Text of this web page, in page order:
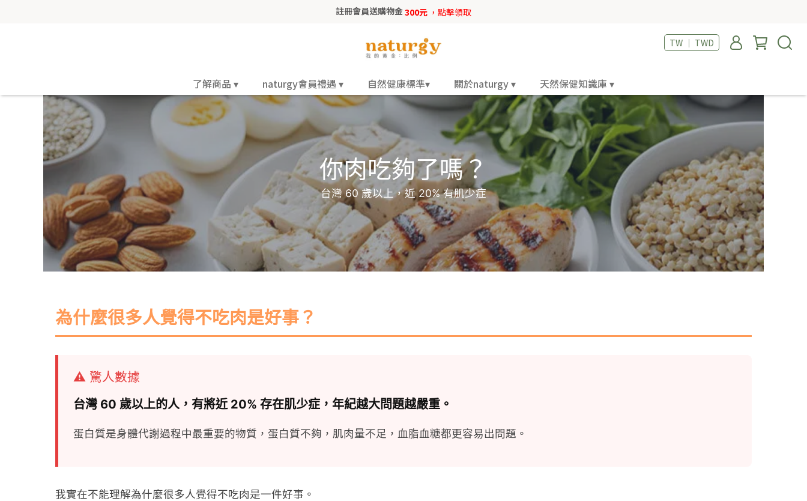
註冊會員送購物金300元 ，點擊領取
TW ｜ TWD
了解商品 ▾ naturgy會員禮遇 ▾ 自然健康標準▾ 關於naturgy ▾ 天然保健知識庫 ▾
你肉吃夠了嗎？
台灣 60 歲以上，近 20% 有肌少症
為什麼很多人覺得不吃肉是好事？
⚠️ 驚人數據
台灣 60 歲以上的人，有將近 20% 存在肌少症，年紀越大問題越嚴重。
蛋白質是身體代謝過程中最重要的物質，蛋白質不夠，肌肉量不足，血脂血糖都更容易出問題。
我實在不能理解為什麼很多人覺得不吃肉是一件好事。